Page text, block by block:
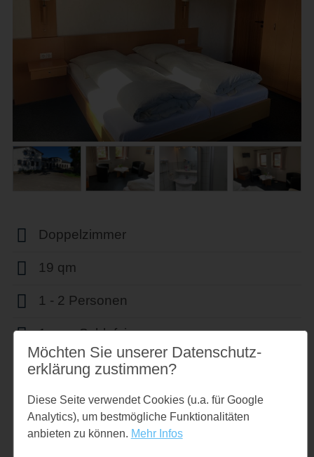
Doppelzimmer
19 qm
1 - 2 Personen
1 sep. Schlafzimmer
1 sep. Badezimmer
WLAN vorhanden
TV vorhanden
Möchten Sie unserer Datenschutz­
erklärung zustimmen?
Diese Seite verwendet Cookies (u.a. für Google
Analytics), um bestmögliche Funktionalitäten
anbieten zu können. Mehr Infos